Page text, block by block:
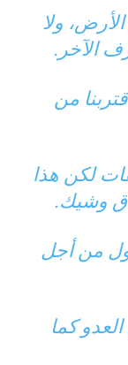
ولا
الآخر.
من
لكن هذا
وشيك.
من أجل
كما